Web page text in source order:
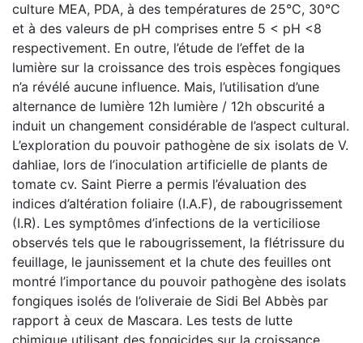
culture MEA, PDA, à des températures de 25°C, 30°C
et à des valeurs de pH comprises entre 5 < pH <8
respectivement. En outre, l’étude de l’effet de la
lumière sur la croissance des trois espèces fongiques
n’a révélé aucune influence. Mais, l’utilisation d’une
alternance de lumière 12h lumière / 12h obscurité a
induit un changement considérable de l’aspect cultural.
L’exploration du pouvoir pathogène de six isolats de V.
dahliae, lors de l’inoculation artificielle de plants de
tomate cv. Saint Pierre a permis l’évaluation des
indices d’altération foliaire (I.A.F), de rabougrissement
(I.R). Les symptômes d’infections de la verticiliose
observés tels que le rabougrissement, la flétrissure du
feuillage, le jaunissement et la chute des feuilles ont
montré l’importance du pouvoir pathogène des isolats
fongiques isolés de l’oliveraie de Sidi Bel Abbès par
rapport à ceux de Mascara. Les tests de lutte
chimique utilisant des fongicides sur la croissance